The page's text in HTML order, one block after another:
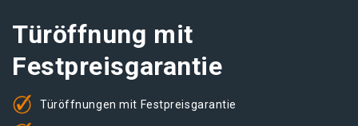
Türöffnung mit
Festpreisgarantie
Türöffnungen mit Festpreisgarantie